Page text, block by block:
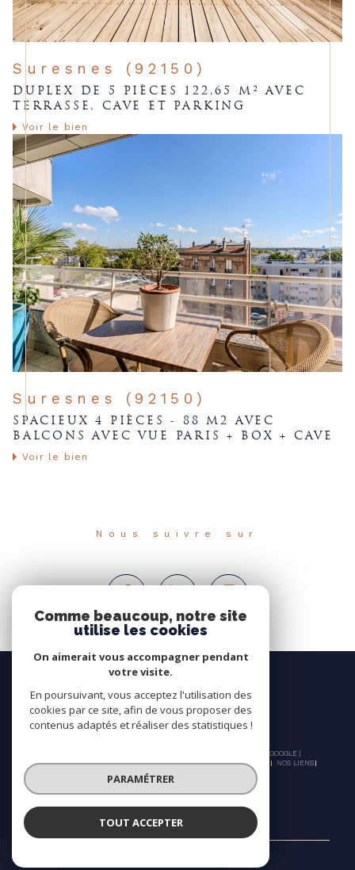
Suresnes (92150)
DUPLEX DE 5 PIÈCES 122.65 M² AVEC
TERRASSE, CAVE ET PARKING
Voir le bien
Suresnes (92150)
SPACIEUX 4 PIÈCES - 88 M2 AVEC
BALCONS AVEC VUE PARIS + BOX + CAVE
Voir le bien
Nous suivre sur
© 2026 | TOUS DROITS RÉSERVÉS | TRADUCTION POWERED BY GOOGLE |
NOS HONORAIRES
PLAN DU SITE MENTIONS LÉGALES ADMIN
NOS LIENS
POLITIQUE RGPD
Comme beaucoup, notre site
utilise les cookies
On aimerait vous accompagner pendant
votre visite.
En poursuivant, vous acceptez l'utilisation des
cookies par ce site, afin de vous proposer des
contenus adaptés et réaliser des statistiques !
PARAMÉTRER
TOUT ACCEPTER